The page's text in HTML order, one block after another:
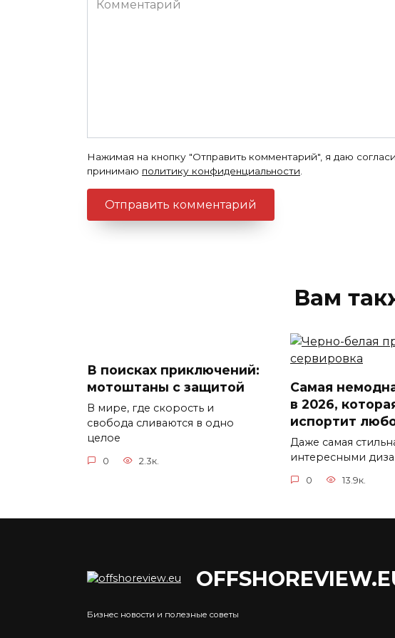
Нажимая на кнопку "Отправить комментарий", я даю
принимаю политику конфиденциальности
Вам
В поисках приключений:
мотоштаны с защитой
В мире, где скорость и
свобода сливаются в одно
целое
0 2.3к.
Самая
в 2026,
испортит
Даже самая
интересными
0 13.9к.
Что стало с гигантскими
Бизнес новости и полезные советы